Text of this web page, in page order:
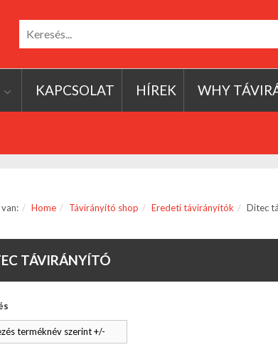
KAPCSOLAT HÍREK WHY
Home Távirányító shop Eredeti távirányítók Ditec
TÁVIRÁNYÍTÓ
terméknév szerint +/-